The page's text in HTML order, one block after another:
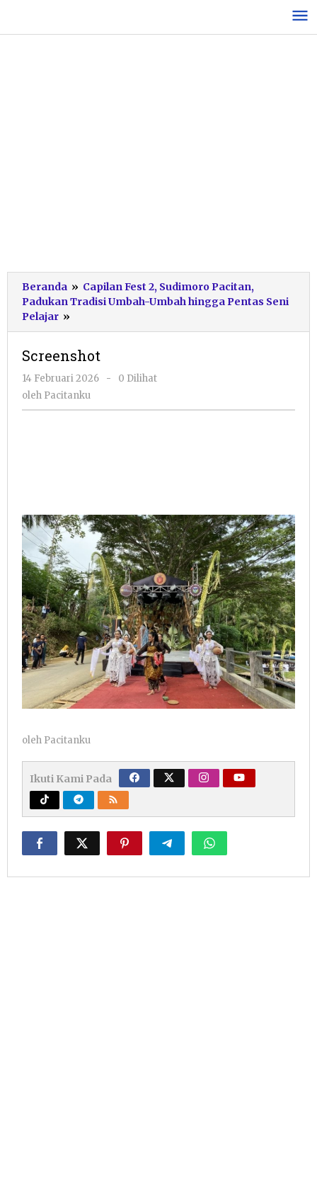
konten
Beranda » Capilan Fest 2, Sudimoro Pacitan,
Padukan Tradisi Umbah-Umbah hingga Pentas Seni
Pelajar »
Screenshot
14 Februari 2026
oleh
-
0 Dilihat
oleh Pacitanku
oleh Pacitanku
Ikuti Kami Pada